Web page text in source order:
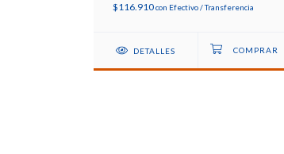
$116.910con Efectivo / Transferencia
DETALLES